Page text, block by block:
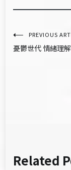
文
章
PREVIOUS
憂鬱世代 情緒理
Related